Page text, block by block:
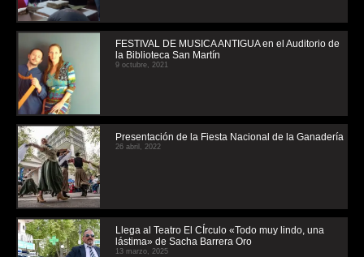
FESTIVAL DE MUSICA ANTIGUA en el Auditorio de
la Biblioteca San Martín
9 octubre, 2021
Presentación de la Fiesta Nacional de la Ganadería
26 abril, 2022
Llega al Teatro El CÍrculo «Todo muy lindo, una
lástima» de Sacha Barrera Oro
13 marzo, 2025